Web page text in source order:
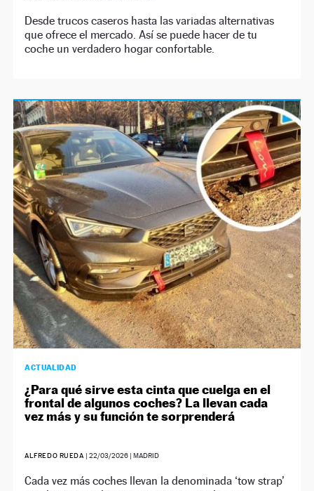
Desde trucos caseros hasta las variadas alternativas
que ofrece el mercado. Así se puede hacer de tu
coche un verdadero hogar confortable.
ACTUALIDAD
¿Para qué sirve esta cinta que cuelga en el
frontal de algunos coches? La llevan cada
vez más y su función te sorprenderá
ALFREDO RUEDA | 22/03/2026| MADRID
Cada vez más coches llevan la denominada ‘tow strap’